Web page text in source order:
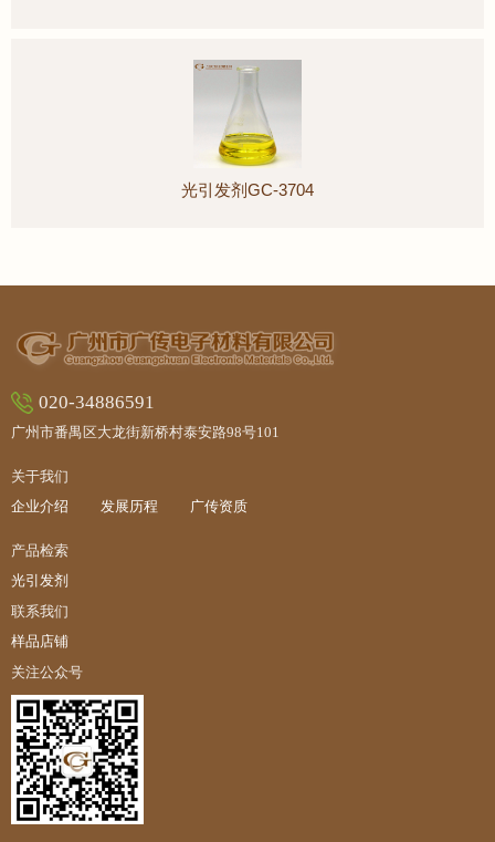
光引发剂GC-3704
关于我们
企业介绍 发展历程 广传资质
产品检索
光引发剂
联系我们
样品店铺
关注公众号
020-34886591
广州市番禺区大龙街新桥村泰安路98号101